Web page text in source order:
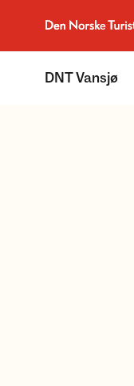
Til DNT.no forside
DNT Vansjø